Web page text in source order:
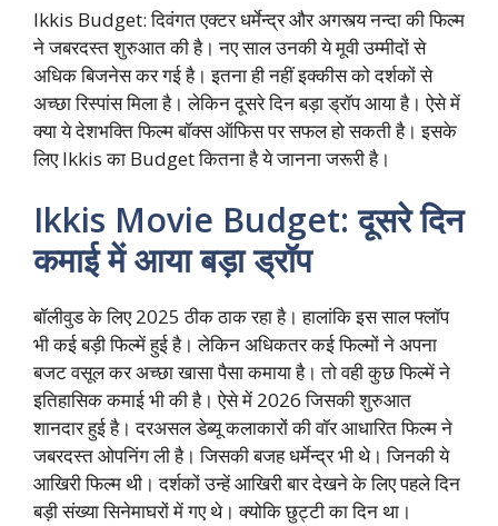
Ikkis Budget: दिवंगत एक्टर धर्मेन्द्र और अगस्त्य नन्दा की फिल्म
ने जबरदस्त शुरुआत की है। नए साल उनकी ये मूवी उम्मीदों से
अधिक बिजनेस कर गई है। इतना ही नहीं इक्कीस को दर्शकों से
अच्छा रिस्पांस मिला है। लेकिन दूसरे दिन बड़ा ड्रॉप आया है। ऐसे में
क्या ये देशभक्ति फिल्म बॉक्स ऑफिस पर सफल हो सकती है। इसके
लिए Ikkis का Budget कितना है ये जानना जरूरी है।
Ikkis Movie Budget: दूसरे दिन
कमाई में आया बड़ा ड्रॉप
बॉलीवुड के लिए 2025 ठीक ठाक रहा है। हालांकि इस साल फ्लॉप
भी कई बड़ी फिल्में हुई है। लेकिन अधिकतर कई फिल्मों ने अपना
बजट वसूल कर अच्छा खासा पैसा कमाया है। तो वही कुछ फिल्में ने
इतिहासिक कमाई भी की है। ऐसे में 2026 जिसकी शुरुआत
शानदार हुई है। दरअसल डेब्यू कलाकारों की वॉर आधारित फिल्म ने
जबरदस्त ओपनिंग ली है। जिसकी बजह धर्मेन्द्र भी थे। जिनकी ये
आखिरी फिल्म थी। दर्शकों उन्हें आखिरी बार देखने के लिए पहले दिन
बड़ी संख्या सिनेमाघरों में गए थे। क्योकि छुट्टी का दिन था।